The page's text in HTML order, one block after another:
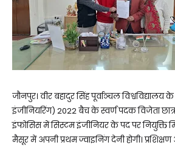
जौनपुर। वीर बहादुर सिंह पूर्वाञ्चल
इंजीनियरिंग) 2022 बैच के स्वर्ण पदक विजेता
इंफोसिस में सिस्टम इंजीनियर के पद पर नियुक्ति
मैसूर में अपनी प्रथम ज्वाइनिंग देनी होगी।